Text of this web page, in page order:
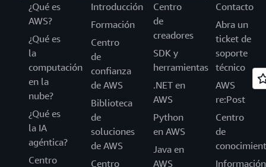
¿Qué es
AWS?
¿Qué es
la
computación
en la
nube?
¿Qué es
la IA
agéntica?
Centro
Introducción
Formación
Centro
de
confianza
de AWS
Biblioteca
de
soluciones
de AWS
Centro
Centro
de
creadores
SDK y
herramientas
.NET en
AWS
Python
en AWS
Java en
AWS
Contacto
Abra un
ticket de
soporte
técnico
AWS
re:Post
Centro
de
Información